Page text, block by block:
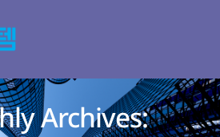
Archives: